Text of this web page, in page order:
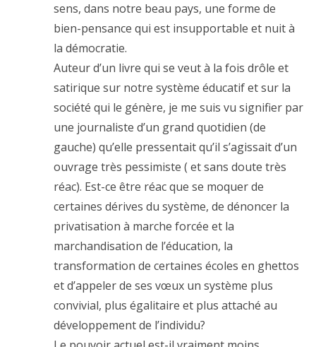
sens, dans notre beau pays, une forme de
bien-pensance qui est insupportable et nuit à
la démocratie.
Auteur d’un livre qui se veut à la fois drôle et
satirique sur notre système éducatif et sur la
société qui le génère, je me suis vu signifier par
une journaliste d’un grand quotidien (de
gauche) qu’elle pressentait qu’il s’agissait d’un
ouvrage très pessimiste ( et sans doute très
réac). Est-ce être réac que se moquer de
certaines dérives du système, de dénoncer la
privatisation à marche forcée et la
marchandisation de l’éducation, la
transformation de certaines écoles en ghettos
et d’appeler de ses vœux un système plus
convivial, plus égalitaire et plus attaché au
développement de l’individu?